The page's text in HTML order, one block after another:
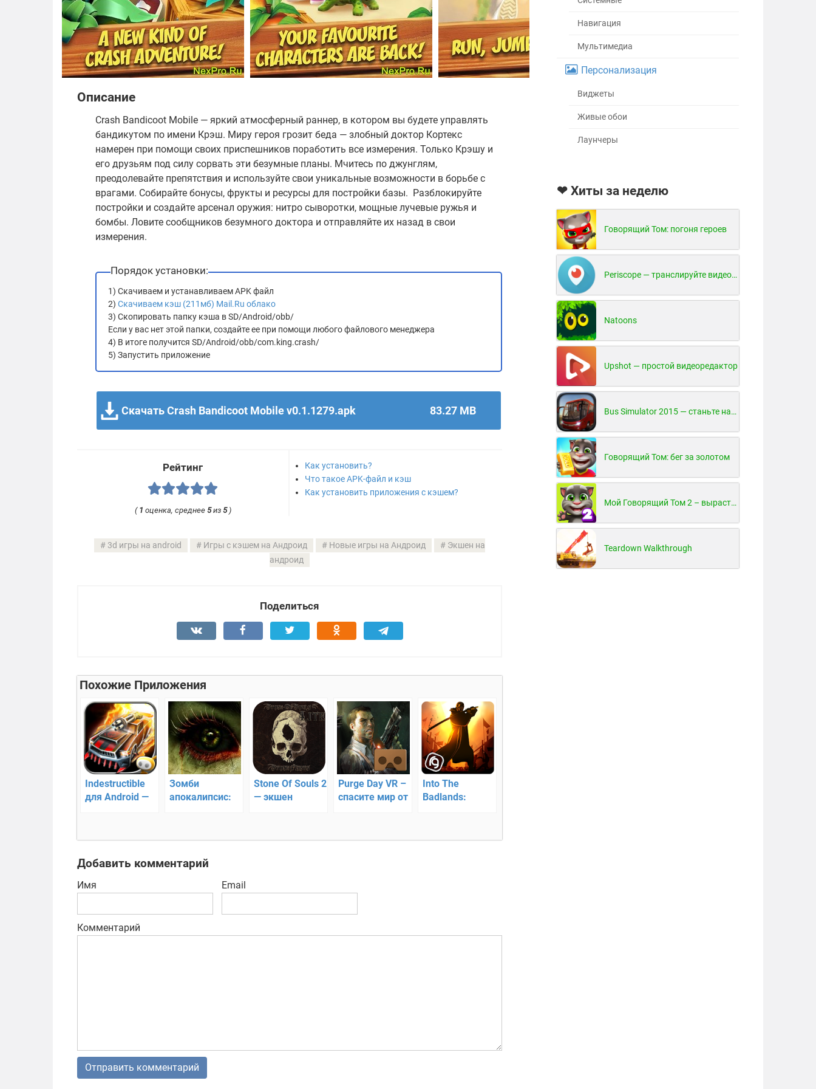
Описание
Crash Bandicoot Mobile — яркий атмосферный раннер, в котором вы будете управлять
бандикутом по имени Крэш. Миру героя грозит беда — злобный доктор Кортекс
намерен при помощи своих приспешников поработить все измерения. Только Крэшу и
его друзьям под силу сорвать эти безумные планы. Мчитесь по джунглям,
преодолевайте препятствия и используйте свои уникальные возможности в борьбе с
врагами. Собирайте бонусы, фрукты и ресурсы для постройки базы. Разблокируйте
постройки и создайте арсенал оружия: нитро сыворотки, мощные лучевые ружья и
бомбы. Ловите сообщников безумного доктора и отправляйте их назад в свои
измерения.
Порядок установки:
1) Скачиваем и устанавливаем APK файл
2) Скачиваем кэш (211мб) Mail.Ru облако
3) Скопировать папку кэша в SD/Android/obb/
Если у вас нет этой папки, создайте ее при помощи любого файлового менеджера
4) В итоге получится SD/Android/obb/com.king.crash/
5) Запустить приложение
Скачать Crash Bandicoot Mobile v0.1.1279.apk 83.27 MB
Рейтинг
( 1 оценка, среднее 5из 5)
Как установить?
Что такое APK-файл и кэш
Как установить приложения с кэшем?
3d игры на android Игры с кэшем на Андроид Новые игры на Андроид
Экшен на
андроид
Поделиться
Похожие Приложения
Indestructible
для Android —
Зомби
апокалипсис:
Stone Of Souls 2
— экшен
Purge Day VR –
спасите мир от
Into The
Badlands:
Добавить комментарий
Имя Email
Комментарий
Навигация
Мультимедиа
Персонализация
Виджеты
Живые обои
Лаунчеры
❤ Хиты за неделю
Говорящий Том: погоня героев
Periscope — транслируйте видео в реальном времени!
Natoons
Upshot — простой видеоредактор
Bus Simulator 2015 — станьте настоящим водителем автобуса!
Говорящий Том: бег за золотом
Мой Говорящий Том 2 – вырасти и воспитай своего котенка
Teardown Walkthrough